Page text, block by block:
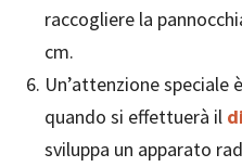
raccogliere la
cm.
Un’attenzione speciale
quando si effettuerà il
sviluppa un apparato